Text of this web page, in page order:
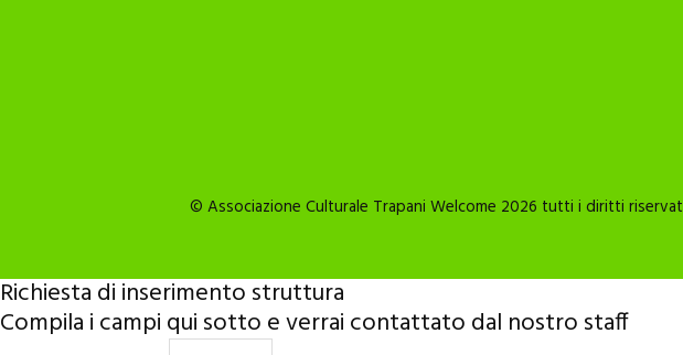
© Associazione Culturale Trapani Welcome 2026 tutti i diritti
Richiesta di inserimento struttura
Compila i campi qui sotto e verrai contattato dal nostro staff